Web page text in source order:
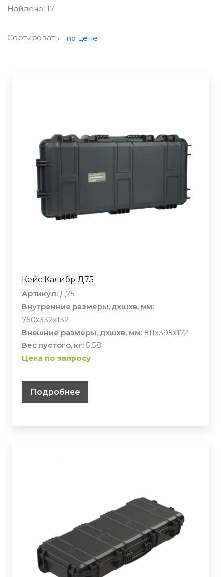
Найдено: 17
Сортировать по цене
Кейс Калибр Д75
Артикул: Д75
Внутренние размеры, дхшхв, мм:
750x332x132
Внешние размеры, дхшхв, мм: 811x395x172
Вес пустого, кг: 5,58
Цена по запросу
Подробнее